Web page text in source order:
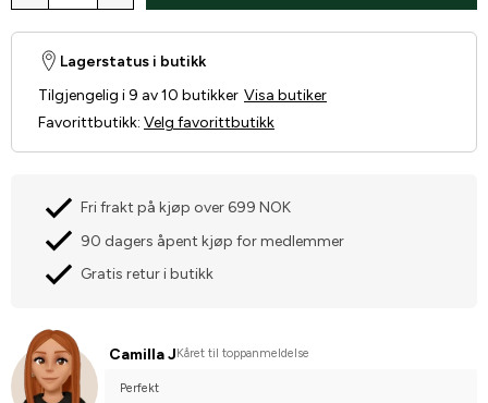
Lagerstatus i butikk
Tilgjengelig i 9 av 10 butikker Visa butiker
Favorittbutikk: Velg favorittbutikk
Fri frakt på kjøp over 699 NOK
90 dagers åpent kjøp for medlemmer
Gratis retur i butikk
Camilla J Kåret til toppanmeldelse
Perfekt